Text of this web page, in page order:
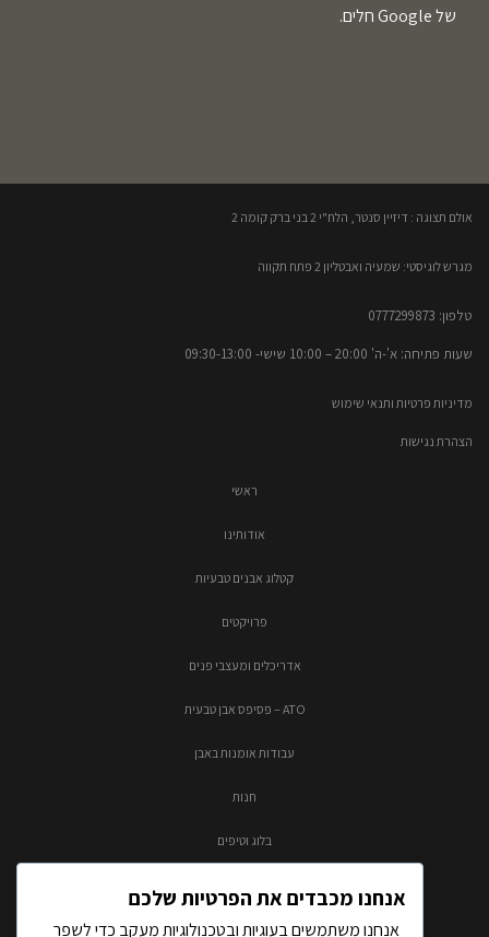
של Google חלים.
אולם תצוגה : דיזיין סנטר, הלח"י 2 בני ברק קומה 2​
מגרש לוגיסטי: שמעיה ואבטליון 2 פתח תקווה
טלפון: 0777299873​
שעות פתיחה: א'-ה' 20:00 – 10:00​​ שישי- 09:30-13:00
מדיניות פרטיות ותנאי שימוש
הצהרת נגישות
ראשי
אודותינו
קטלוג אבנים טבעיות
פרויקטים
אדריכלים ומעצבי פנים
ATO – פסיפס אבן טבעית
עבודות אומנות באבן
חנות
בלוג וטיפים
אנחנו מכבדים את הפרטיות שלכם
אנחנו משתמשים בעוגיות ובטכנולוגיות מעקב כדי לשפר